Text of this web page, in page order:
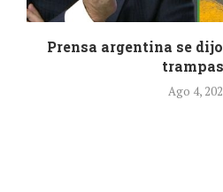
Prensa argentina se
Ago 4,